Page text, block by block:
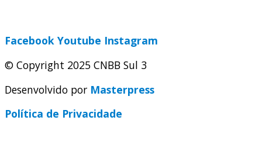
Facebook Youtube Instagram
© Copyright 2025 CNBB Sul 3
Desenvolvido por Masterpress
Política de Privacidade